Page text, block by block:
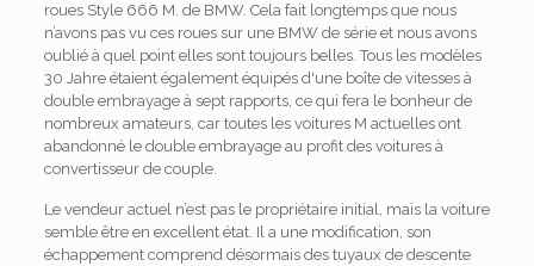
roues Style 666 M. de BMW. Cela fait longtemps que nous
n’avons pas vu ces roues sur une BMW de série et nous avons
oublié à quel point elles sont toujours belles. Tous les modèles
30 Jahre étaient également équipés d'une boîte de vitesses à
double embrayage à sept rapports, ce qui fera le bonheur de
nombreux amateurs, car toutes les voitures M actuelles ont
abandonné le double embrayage au profit des voitures à
convertisseur de couple.
Le vendeur actuel n’est pas le propriétaire initial, mais la voiture
semble être en excellent état. Il a une modification, son
échappement comprend désormais des tuyaux de descente